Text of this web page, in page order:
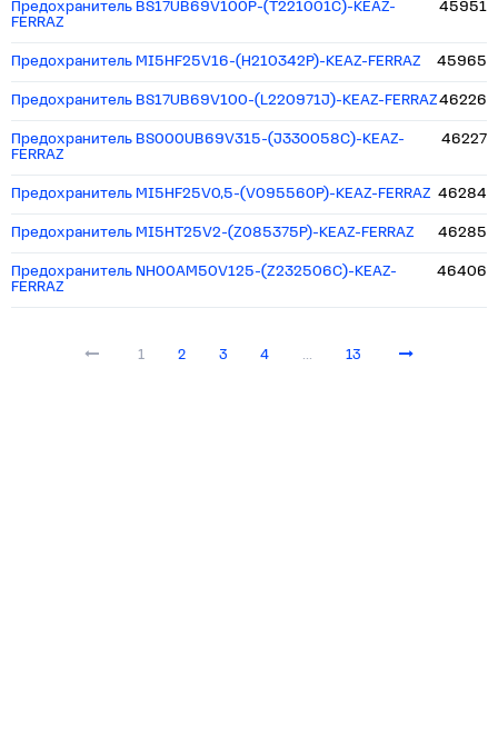
Предохранитель BS17UB69V100P-(T221001C)-KEAZ-
FERRAZ
45951
Предохранитель MI5HF25V16-(H210342P)-KEAZ-FERRAZ 45965
Предохранитель BS17UB69V100-(L220971J)-KEAZ-FERRAZ46226
Предохранитель BS000UB69V315-(J330058C)-KEAZ-
FERRAZ
46227
Предохранитель MI5HF25V0,5-(V095560P)-KEAZ-FERRAZ 46284
Предохранитель MI5HT25V2-(Z085375P)-KEAZ-FERRAZ 46285
Предохранитель NH00AM50V125-(Z232506C)-KEAZ-
FERRAZ
46406
1 2 3 4 ... 13